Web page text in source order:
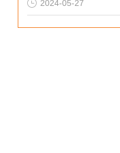
2024-05-27